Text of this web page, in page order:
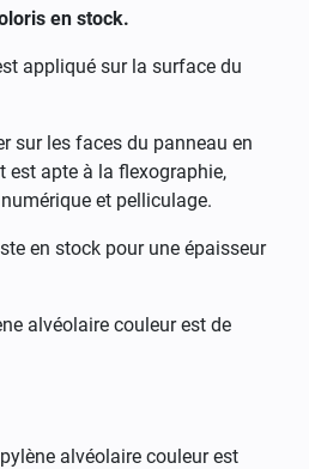
en stock.
appliqué sur la surface du
sur les faces du panneau en
est apte à la flexographie,
et pelliculage.
en stock pour une épaisseur
alvéolaire couleur est de
alvéolaire couleur est